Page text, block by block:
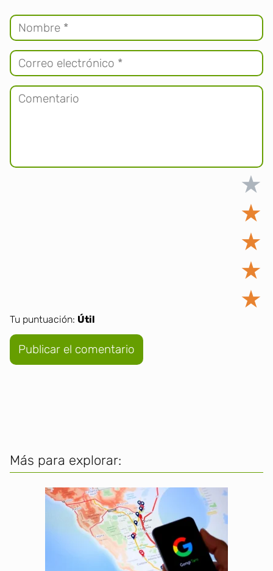
★
★
★
★
★
Tu puntuación: Útil
Más para explorar: